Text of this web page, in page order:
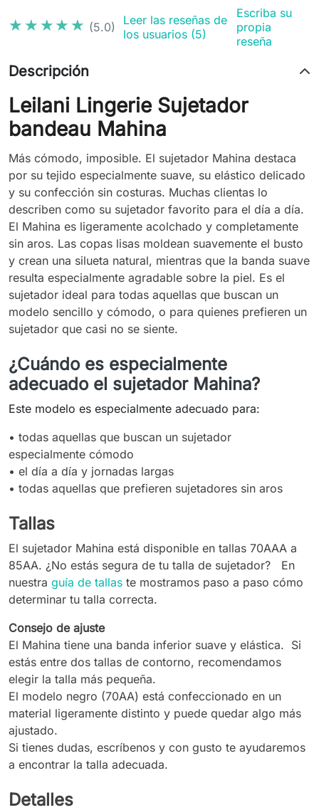
★★★★★
★★★★★ (5.0)
Leer las reseñas de
los usuarios (5)
Escriba su
propia
reseña
Descripción
Leilani Lingerie Sujetador
bandeau Mahina
Más cómodo, imposible. El sujetador Mahina destaca
por su tejido especialmente suave, su elástico delicado
y su confección sin costuras. Muchas clientas lo
describen como su sujetador favorito para el día a día.
El Mahina es ligeramente acolchado y completamente
sin aros. Las copas lisas moldean suavemente el busto
y crean una silueta natural, mientras que la banda suave
resulta especialmente agradable sobre la piel. Es el
sujetador ideal para todas aquellas que buscan un
modelo sencillo y cómodo, o para quienes prefieren un
sujetador que casi no se siente.
¿Cuándo es especialmente
adecuado el sujetador Mahina?
Este modelo es especialmente adecuado para:
• todas aquellas que buscan un sujetador
especialmente cómodo
• el día a día y jornadas largas
• todas aquellas que prefieren sujetadores sin aros
Tallas
El sujetador Mahina está disponible en tallas 70AAA a
85AA. ¿No estás segura de tu talla de sujetador? En
nuestra guía de tallas te mostramos paso a paso cómo
determinar tu talla correcta.
Consejo de ajuste
El Mahina tiene una banda inferior suave y elástica. Si
estás entre dos tallas de contorno, recomendamos
elegir la talla más pequeña.
El modelo negro (70AA) está confeccionado en un
material ligeramente distinto y puede quedar algo más
ajustado.
Si tienes dudas, escríbenos y con gusto te ayudaremos
a encontrar la talla adecuada.
Detalles